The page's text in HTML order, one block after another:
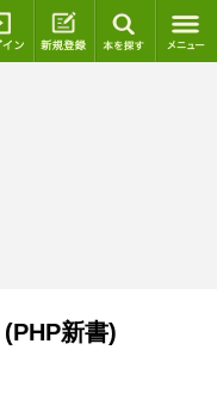
ログイン 新規登録
新書)